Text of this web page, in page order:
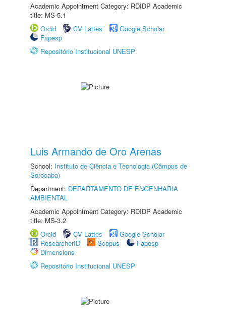
Academic Appointment Category: RDIDP Academic
title: MS-5.1
Orcid
CV Lattes
Google Scholar
Fapesp
Repositório Institucional UNESP
Luis Armando de Oro Arenas
School: Instituto de Ciência e Tecnologia (Câmpus de
Sorocaba)
Department: DEPARTAMENTO DE ENGENHARIA
AMBIENTAL
Academic Appointment Category: RDIDP Academic
title: MS-3.2
Orcid
CV Lattes
Google Scholar
ResearcherID
Scopus
Fapesp
Dimensions
Repositório Institucional UNESP